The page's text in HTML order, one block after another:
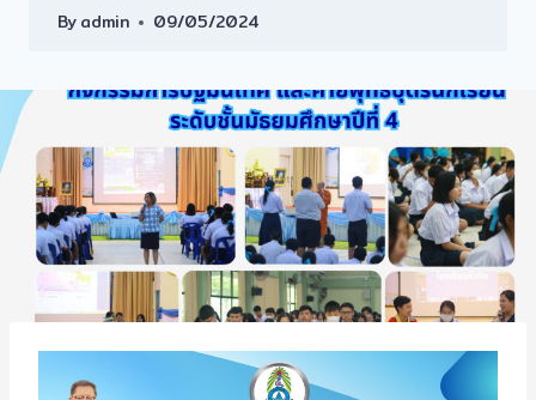
Byadmin 09/05/2024